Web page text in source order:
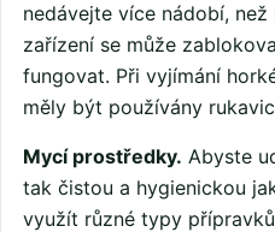
nedávejte více nádobí,
zařízení se může
fungovat. Při vyjímání
měly být používány
Mycí prostředky. Abyste
tak čistou a hygienickou
využít různé typy